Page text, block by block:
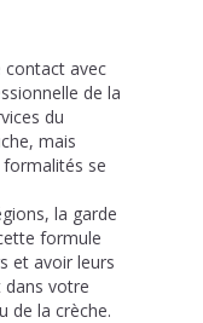
contact avec
de la
du
mais
se
la garde
formule
et avoir leurs
dans votre
de la crèche.